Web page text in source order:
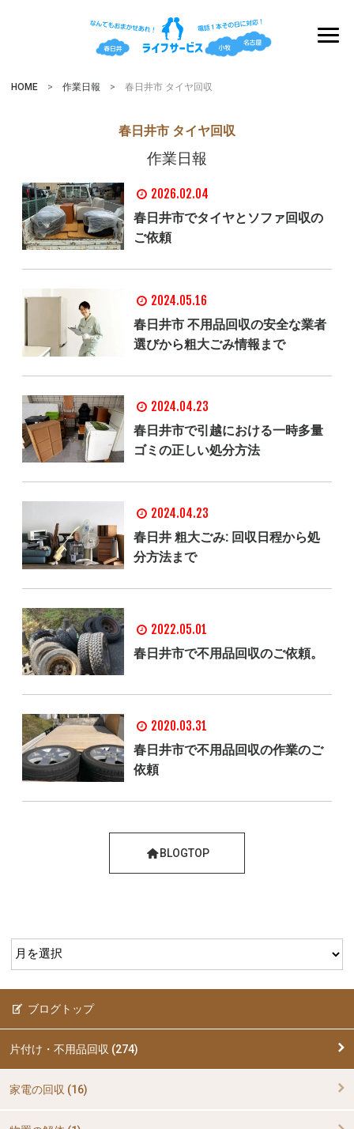
HOME > 作業日報 > 春日井市 タイヤ回収
春日井市 タイヤ回収
作業日報
2026.02.04
春日井市でタイヤとソファ回収の
ご依頼
2024.05.16
春日井市 不用品回収の安全な業者
選びから粗大ごみ情報まで
2024.04.23
春日井市で引越における一時多量
ゴミの正しい処分方法
2024.04.23
春日井 粗大ごみ: 回収日程から処
分方法まで
2022.05.01
春日井市で不用品回収のご依頼。
2020.03.31
春日井市で不用品回収の作業のご
依頼
BLOGTOP
ブログトップ
片付け・不用品回収 (274)
家電の回収 (16)